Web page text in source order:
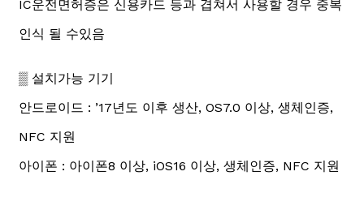
IC운전면허증은 신용카드 등과 겹쳐서 사용할 경우 중복
인식 될 수있음
▒ 설치가능 기기
안드로이드 : ’17년도 이후 생산, OS7.0 이상, 생체인증,
NFC 지원
아이폰 : 아이폰8 이상, iOS16 이상, 생체인증, NFC 지원